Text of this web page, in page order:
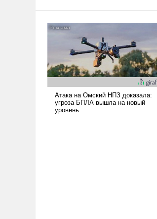
Сложившаяся ситуация
означает многолетний период
уязвимости США, например,
перед Китаем.